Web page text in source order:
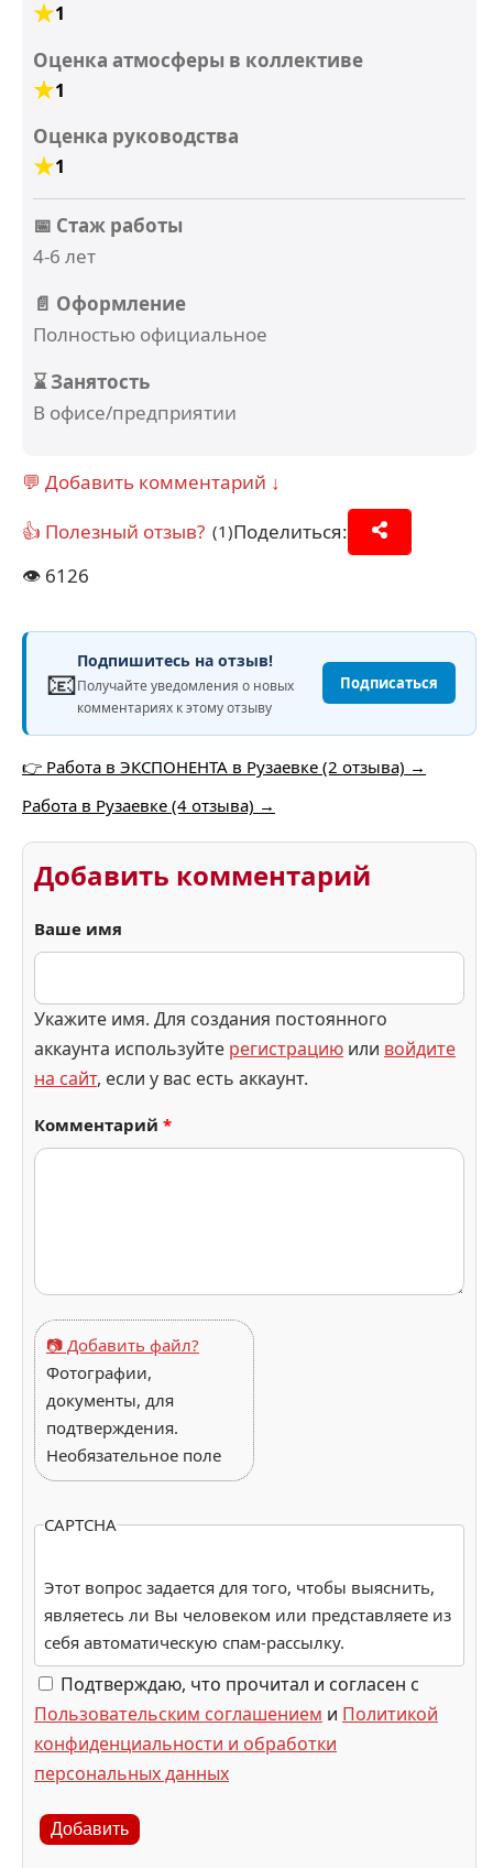
1
Оценка атмосферы в коллективе
1
Оценка руководства
1
📅 Стаж работы
4-6 лет
📄 Оформление
Полностью официальное
⌛ Занятость
В офисе/предприятии
💬 Добавить комментарий ↓
👍 Полезный отзыв? (1)Поделиться:
👁️ 6126
📧
Подпишитесь на отзыв!
Получайте уведомления о новых
комментариях к этому отзыву
Подписаться
👉 Работа в ЭКСПОНЕНТА в Рузаевке (2 отзыва) →
Работа в Рузаевке (4 отзыва) →
Добавить комментарий
Ваше имя
Укажите имя. Для создания постоянного
аккаунта используйте регистрацию или войдите
на сайт, если у вас есть аккаунт.
Комментарий *
📷 Добавить файл?
Фотографии,
документы, для
подтверждения.
Необязательное поле
CAPTCHA
Этот вопрос задается для того, чтобы выяснить,
являетесь ли Вы человеком или представляете из
себя автоматическую спам-рассылку.
Подтверждаю, что прочитал и согласен с
Пользовательским соглашением и Политикой
конфиденциальности и обработки
персональных данных
Добавить